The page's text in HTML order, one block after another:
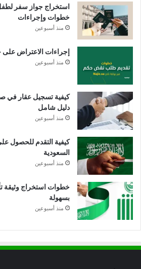
استخراج جواز سفر
خطوات وإجراءات
منذ أسبوعين
إجراءات الاعتراض على
منذ أسبوعين
كيفية تسجيل عقار في
دليل شامل
منذ أسبوعين
كيفية التقدم للحصول
السعودية
منذ أسبوعين
خطوات استخراج وثيقة
بسهولة
منذ أسبوعين